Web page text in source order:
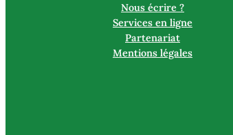
Nous écrire ?
Services en ligne
Partenariat
Mentions légales